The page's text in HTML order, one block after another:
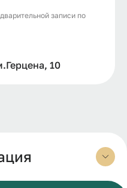
записи по
Герцена, 10